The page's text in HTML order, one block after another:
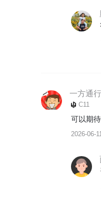
一方通行
C11
可以期
2026-06-